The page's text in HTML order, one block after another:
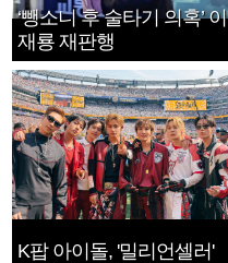
‘뺑소니 후 술타기 의혹’ 이
재룡 재판행
K팝 아이돌, '밀리언셀러'